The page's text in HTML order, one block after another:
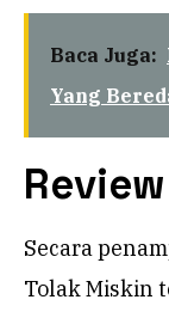
Baca Juga:
Yang
Secara
Tolak Miskin